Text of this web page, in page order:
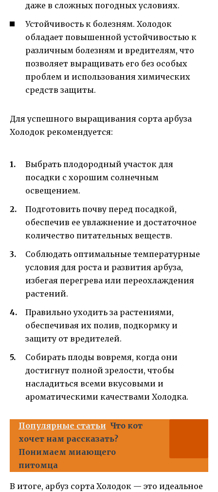
даже в сложных погодных условиях.
Устойчивость к болезням. Холодок
обладает повышенной устойчивостью к
различным болезням и вредителям, что
позволяет выращивать его без особых
проблем и использования химических
средств защиты.
Для успешного выращивания сорта арбуза
Холодок рекомендуется:
Выбрать плодородный участок для
посадки с хорошим солнечным
освещением.
Подготовить почву перед посадкой,
обеспечив ее увлажнение и достаточное
количество питательных веществ.
Соблюдать оптимальные температурные
условия для роста и развития арбуза,
избегая перегрева или переохлаждения
растений.
Правильно уходить за растениями,
обеспечивая их полив, подкормку и
защиту от вредителей.
Собирать плоды вовремя, когда они
достигнут полной зрелости, чтобы
насладиться всеми вкусовыми и
ароматическими качествами Холодка.
Популярные статьи Что кот
хочет нам рассказать?
Понимаем миающего
питомца
В итоге, арбуз сорта Холодок — это идеальное